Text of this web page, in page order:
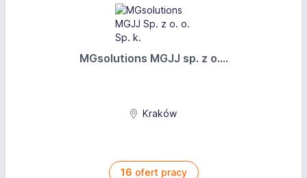
MGsolutions MGJJ sp. z o....
Kraków
16 ofert pracy